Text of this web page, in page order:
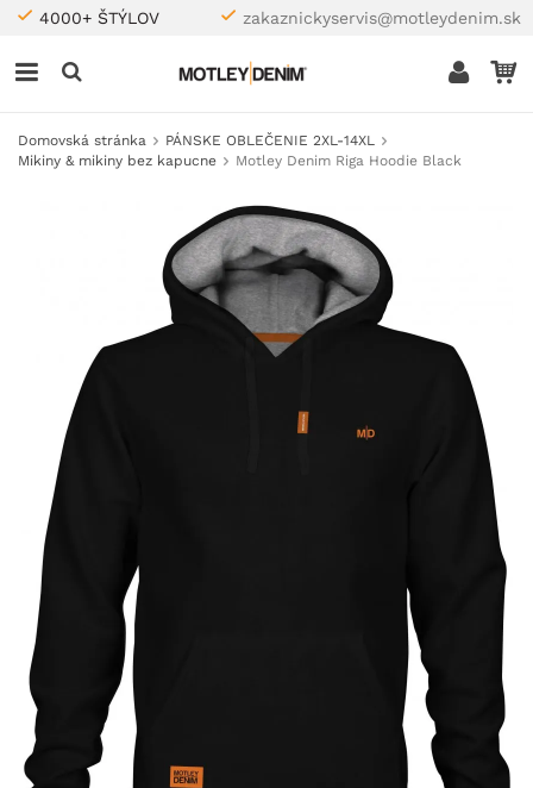
4000+ ŠTÝLOV zakaznickyservis@motleydenim.sk
Domovská stránka
PÁNSKE OBLEČENIE 2XL-14XL
Mikiny & mikiny bez kapucne
Motley Denim Riga Hoodie Black